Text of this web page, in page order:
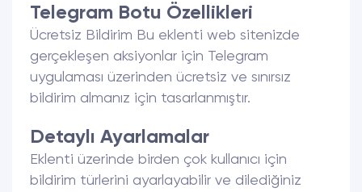
Telegram Botu Özellikleri
Ücretsiz Bildirim Bu eklenti web sitenizde
gerçekleşen aksiyonlar için Telegram
uygulaması üzerinden ücretsiz ve sınırsız
bildirim almanız için tasarlanmıştır.
Detaylı Ayarlamalar
Eklenti üzerinde birden çok kullanıcı için
bildirim türlerini ayarlayabilir ve dilediğiniz